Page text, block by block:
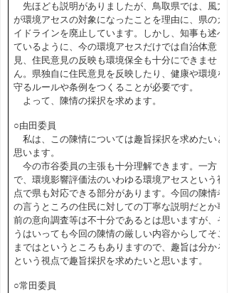
先ほども説明がありましたが、鳥取県では、風力
が環境アセスの対象になったことを理由に、県のガ
イドラインを廃止しています。しかし、知事も述べ
ているように、今の環境アセスだけでは自治体意
見、住民意見の反映も環境保全も十分にできませ
ん。県独自に住民意見を反映したり、健康や環境を
守るルールや条例をつくることが必要です。
よって、陳情の採択を求めます。
○由田委員
私は、この陳情については趣旨採択を求めたいと
思います。
今の市谷委員の主張も十分理解できます。一方
で、環境影響評価法のいわゆる環境アセスという視
点で県も対応できる部分があります。今回の陳情者
の言うところの住民に対しての丁寧な説明だとか事
前の意向調査等は不十分であるとは思いますが、そ
うはいっても今回の陳情の厳しい内容からしてそこ
まではというところもありますので、趣旨は分かる
という視点で趣旨採択を求めたいと思います。
○常田委員